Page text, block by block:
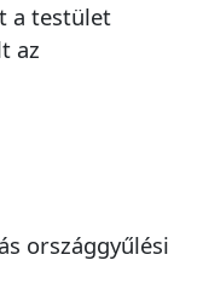
a testület
az
országgyűlési